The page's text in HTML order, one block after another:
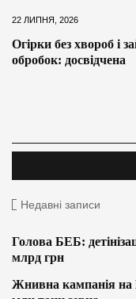
22 ЛИПНЯ, 2026
Огірки без хвороб і
обробок: досвідчена
Недавні записи
Голова БЕБ:
млрд грн
Жнивна кампанія на